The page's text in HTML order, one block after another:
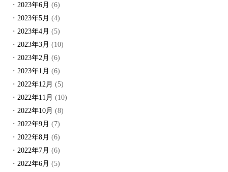
2023年6月 (6)
2023年5月 (4)
2023年4月 (5)
2023年3月 (10)
2023年2月 (6)
2023年1月 (6)
2022年12月 (5)
2022年11月 (10)
2022年10月 (8)
2022年9月 (7)
2022年8月 (6)
2022年7月 (6)
2022年6月 (5)